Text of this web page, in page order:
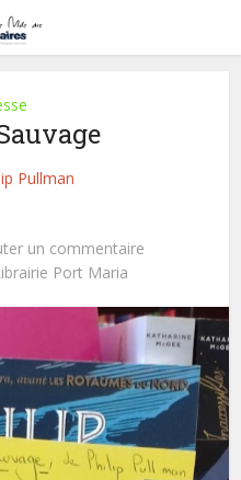
Pullman
un commentaire
Port Maria